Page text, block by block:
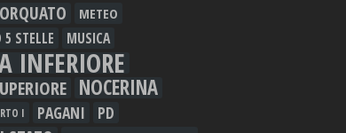
METEO
STELLE MUSICA
INFERIORE
NOCERINA
I PAGANI PD